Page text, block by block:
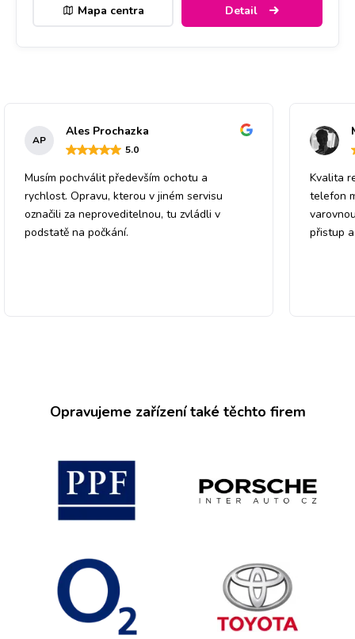
Mapa centra Detail
AP
Ales Prochazka
5.0
Musím pochválit především ochotu a
rychlost. Opravu, kterou v jiném servisu
označili za neproveditelnou, tu zvládli v
podstatě na počkání.
Kvalita
telefon
přistup
Opravujeme zařízení také těchto firem